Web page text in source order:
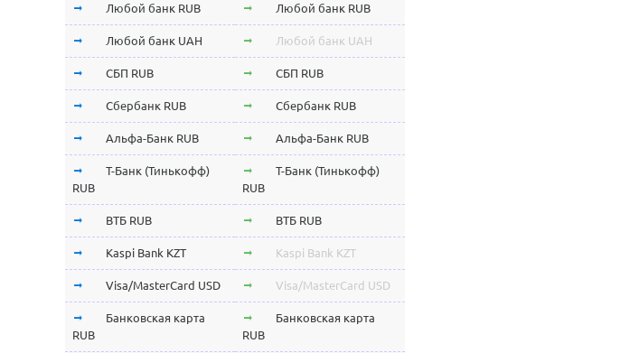
Любой банк RUB Любой банк RUB
Любой банк UAH Любой банк UAH
СБП RUB СБП RUB
Сбербанк RUB Сбербанк RUB
Альфа-Банк RUB Альфа-Банк RUB
Т-Банк (Тинькофф)
RUB
Т-Банк (Тинькофф)
RUB
ВТБ RUB ВТБ RUB
Kaspi Bank KZT Kaspi Bank KZT
Visa/MasterCard USD Visa/MasterCard USD
Банковская карта
RUB
Банковская карта
RUB